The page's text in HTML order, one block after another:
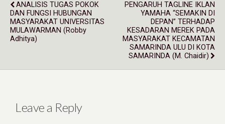
ANALISIS TUGAS POKOK
DAN FUNGSI HUBUNGAN
MASYARAKAT UNIVERSITAS
MULAWARMAN (Robby
Adhitya)
PENGARUH TAGLINE IKLAN
YAMAHA “SEMAKIN DI
DEPAN” TERHADAP
KESADARAN MEREK PADA
MASYARAKAT KECAMATAN
SAMARINDA ULU DI KOTA
SAMARINDA (M. Chaidir)
Leave a Reply